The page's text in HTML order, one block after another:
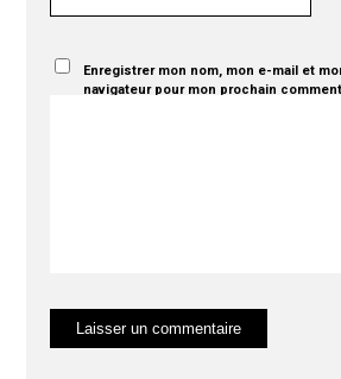
Enregistrer mon nom, mon e-mail et
navigateur pour mon prochain